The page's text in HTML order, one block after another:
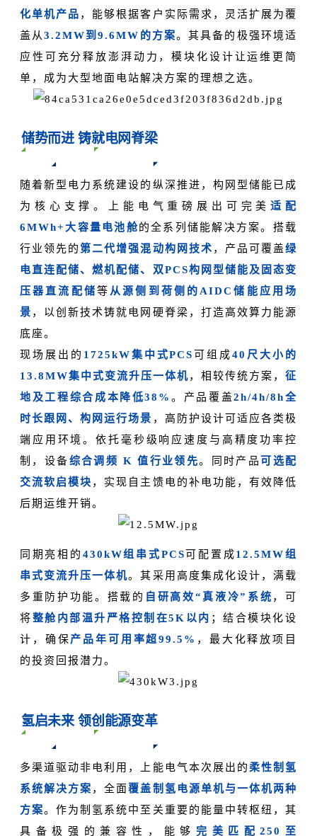
化单机产品 ，能够根据客户实际需求，灵活扩展为覆
盖从3.2MW到9.6MW的方案。其具备的极强环境适
应性可充分释放澎湃动力，模块化设计让运维更简
单，成为大型地面电站解决方案的理想之选。
储势而进 铸就电网脊梁
随着新型电力系统建设的纵深推进，构网型储能已成
为核心支撑。上能电气重磅展出可完美适配
6MWh+大容量电池舱的全系列储能解决方案。搭载
行业领先的第二代增强混动构网技术 ，产品可覆盖绿
电直连配储、燃机配储、双PCS构网型储能及固态变
压器直流配储等 从源侧到荷侧的AIDC储能应用场
景 ，以创新技术铸就电网硬脊梁，打造高效算力能源
底座。
现场展出的 1725kW集中式PCS 可组成40尺大小的
13.8MW集中式变流升压一体机，相较传统方案， 征
地及工程综合成本降低38% 。产品覆盖2h/4h/8h全
时长跟网、构网运行场景 ，高防护设计可适应各类极
端应用环境。依托毫秒级响应速度与高精度功率控
制，设备综合调频 K 值行业领先。同时产品 可选配
交流软启模块 ，实现自主馈电的补电功能，有效降低
后期运维开销。
同期亮相的 430kW组串式PCS可配置成12.5MW组
串式变流升压一体机。其采用高度集成化设计，满载
多重防护功能。搭载的 自研高效“真液冷”系统 ，可
将整舱内部温升严格控制在5K以内 ；结合模块化设
计，确保产品年可用率超99.5% ， 最 大化释放项目
的投资回报潜力。
氢启未来 领创能源变革
多渠道驱动非电利用，上能电气本次展出的柔性制氢
系统解决方案 ，全面覆盖制氢电源单机与一体机两种
方案。作为制氢系统中至关重要的能量中转枢纽，其
具备极强的兼容性，能够 完美匹配250至